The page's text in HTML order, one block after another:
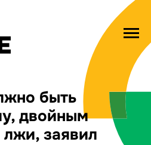
быть
двойным
заявил